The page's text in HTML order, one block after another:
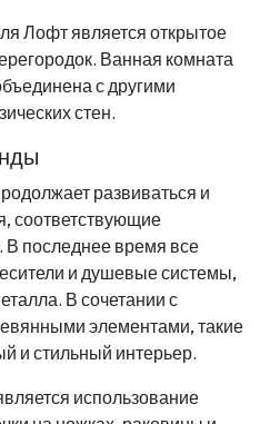
Лофт является открытое
Ванная комната
с другими
стен.
развиваться и
соответствующие
последнее время все
и душевые системы,
В сочетании с
элементами, такие
и стильный интерьер.
использование